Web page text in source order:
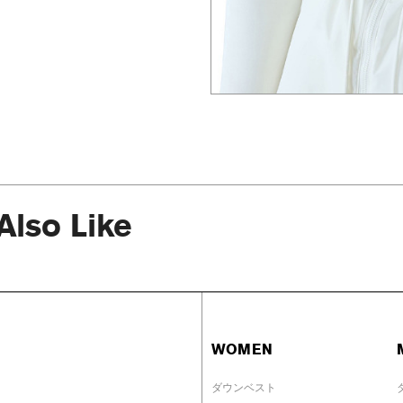
Like
WOMEN
ダウンベスト